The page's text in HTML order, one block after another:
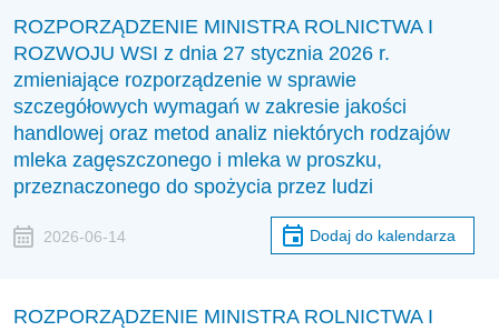
ROZPORZĄDZENIE MINISTRA ROLNICTWA I
ROZWOJU WSI z dnia 27 stycznia 2026 r.
zmieniające rozporządzenie w sprawie
szczegółowych wymagań w zakresie jakości
handlowej oraz metod analiz niektórych rodzajów
mleka zagęszczonego i mleka w proszku,
przeznaczonego do spożycia przez ludzi
2026-06-14 Dodaj do kalendarza
ROZPORZĄDZENIE MINISTRA ROLNICTWA I